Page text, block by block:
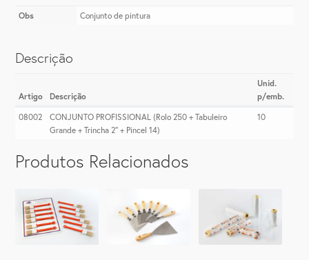
Obs Conjunto de pintura
Descrição
Artigo Descrição
Unid.
p/emb.
08002
CONJUNTO PROFISSIONAL (Rolo 250 + Tabuleiro
Grande + Trincha 2″ + Pincel 14)
10
Produtos Relacionados